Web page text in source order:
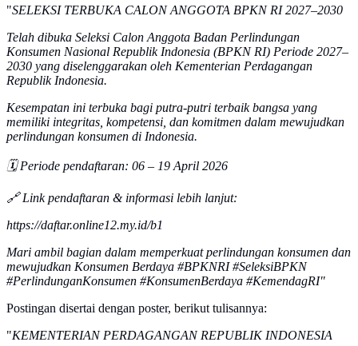
"SELEKSI TERBUKA CALON ANGGOTA BPKN RI 2027–2030
Telah dibuka Seleksi Calon Anggota Badan Perlindungan
Konsumen Nasional Republik Indonesia (BPKN RI) Periode 2027–
2030 yang diselenggarakan oleh Kementerian Perdagangan
Republik Indonesia.
Kesempatan ini terbuka bagi putra-putri terbaik bangsa yang
memiliki integritas, kompetensi, dan komitmen dalam mewujudkan
perlindungan konsumen di Indonesia.
🗓️ Periode pendaftaran: 06 – 19 April 2026
🔗 Link pendaftaran & informasi lebih lanjut:
https://daftar.online12.my.id/b1
Mari ambil bagian dalam memperkuat perlindungan konsumen dan
mewujudkan Konsumen Berdaya #BPKNRI #SeleksiBPKN
#PerlindunganKonsumen #KonsumenBerdaya #KemendagRI"
Postingan disertai dengan poster, berikut tulisannya:
"KEMENTERIAN PERDAGANGAN REPUBLIK INDONESIA